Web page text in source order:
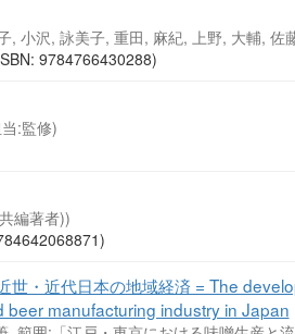
, 小沢, 詠美子, 重田, 麻紀, 上野, 大輔,
9784766430288)
:監修)
編著者))
世・近代日本の地域経済 = The
manufacturing industry in Japan